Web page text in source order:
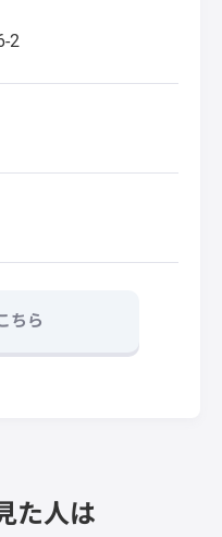
2
ちら
た人は